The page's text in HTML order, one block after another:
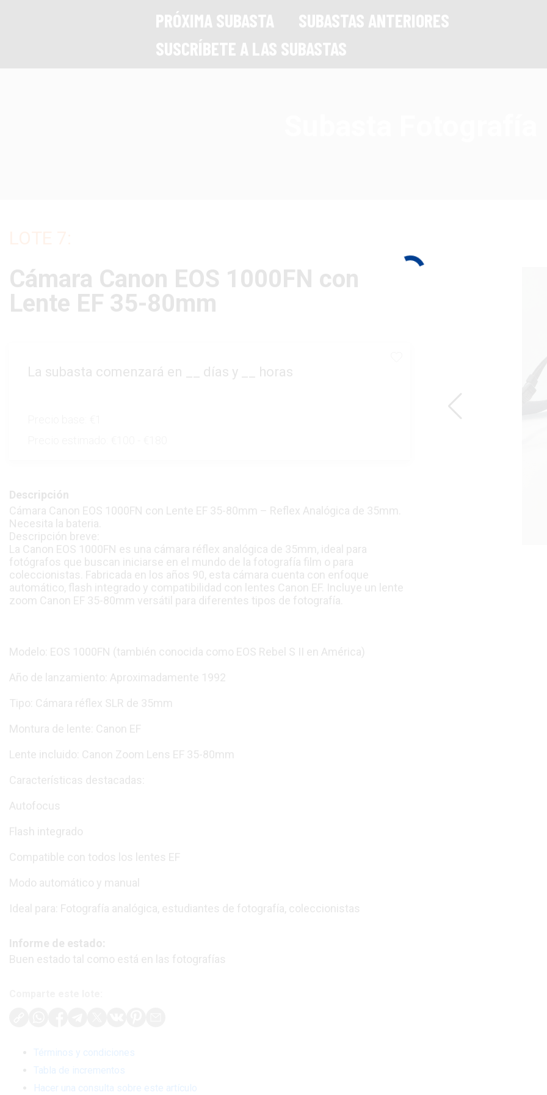
PRÓXIMA SUBASTA
SUBASTAS ANTERIORES
SUSCRÍBETE A LAS SUBASTAS
Cámara Canon EOS 1000FN con
Lente EF 35-80mm
La subasta comenzará en días y horas
Descripción
Cámara Canon EOS 1000FN con Lente EF 35-80mm – Reflex Analógica de 35mm.
Necesita la bateria.
Descripción breve:
La Canon EOS 1000FN es una cámara réflex analógica de 35mm, ideal para
fotógrafos que buscan iniciarse en el mundo de la fotografía film o para
coleccionistas. Fabricada en los años 90, esta cámara cuenta con enfoque
automático, flash integrado y compatibilidad con lentes Canon EF. Incluye un lente
zoom Canon EF 35-80mm versátil para diferentes tipos de fotografía.
Modelo: EOS 1000FN (también conocida como EOS Rebel S II en América)
Año de lanzamiento: Aproximadamente 1992
Tipo: Cámara réflex SLR de 35mm
Montura de lente: Canon EF
Lente incluido: Canon Zoom Lens EF 35-80mm
Características destacadas:
Autofocus
Flash integrado
Compatible con todos los lentes EF
Modo automático y manual
Ideal para: Fotografía analógica, estudiantes de fotografía, coleccionistas
Informe de estado:
Buen estado tal como está en las fotografías
Términos y condiciones
Tabla de incrementos
Hacer una consulta sobre este artículo